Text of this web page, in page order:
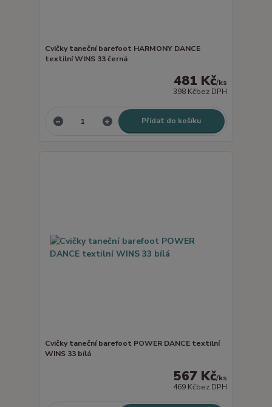
Cvičky taneční barefoot HARMONY DANCE
textilní WINS 33 černá
481 Kč/ks
398 Kčbez DPH
Přidat do košíku
Cvičky taneční barefoot POWER DANCE textilní
WINS 33 bílá
567 Kč/ks
469 Kčbez DPH